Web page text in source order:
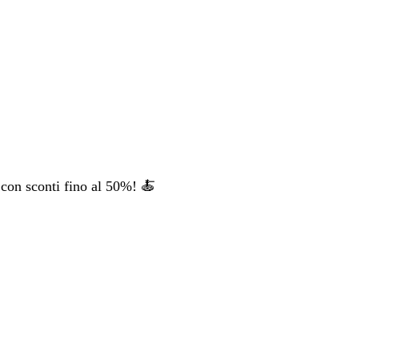
con sconti fino al 50%! 🍝